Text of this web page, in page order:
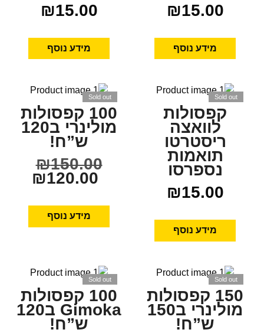
₪15.00
מידע נוסף
₪15.00
מידע נוסף
Sold out
קפסולות
לוואצה
ריסטרטו
תואמות
נספרסו
₪15.00
מידע נוסף
Sold out
100 קפסולות
מולינרי ב120
ש”ח!
₪150.00
₪120.00
מידע נוסף
Sold out
150 קפסולות
מולינרי ב150
ש”ח!
Sold out
100 קפסולות
Gimoka ב120
ש”ח!